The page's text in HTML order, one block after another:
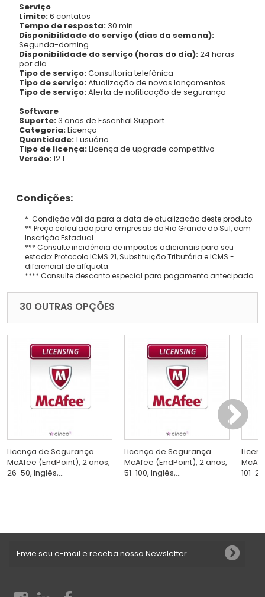
Serviço
Limite:6 contatos
Tempo de resposta: 30 min
Disponibilidade do serviço (dias da semana):
Segunda-doming
Disponibilidade do serviço (horas do dia):24 horas
por dia
Tipo de serviço:Consultoria telefônica
Tipo de serviço:Atualização de novos lançamentos
Tipo de serviço:Alerta de nofiticação de segurança
Software
Suporte: 3 anos de Essential Support
Categoria:Licença
Quantidade:1 usuário
Tipo de licença:Licença de upgrade competitivo
Versão:12.1
Condições:
* Condição válida para a data de atualização deste produto.
** Preço calculado para empresas do Rio Grande do Sul, com
Inscrição Estadual.
*** Consulte incidência de impostos adicionais para seu
estado: Protocolo ICMS 21, Substituição Tributária e ICMS -
diferencial de alíquota.
**** Consulte desconto especial para pagamento antecipado.
30 OUTRAS OPÇÕES
Licença de Segurança
McAfee (EndPoint), 2 anos,
26-50, Inglês,...
Licença de Segurança
McAfee (EndPoint), 2 anos,
51-100, Inglês,...
101-